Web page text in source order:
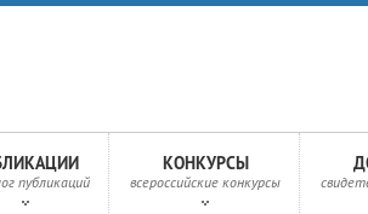
публикаций
КОНКУРСЫ
всероссийские конкурсы